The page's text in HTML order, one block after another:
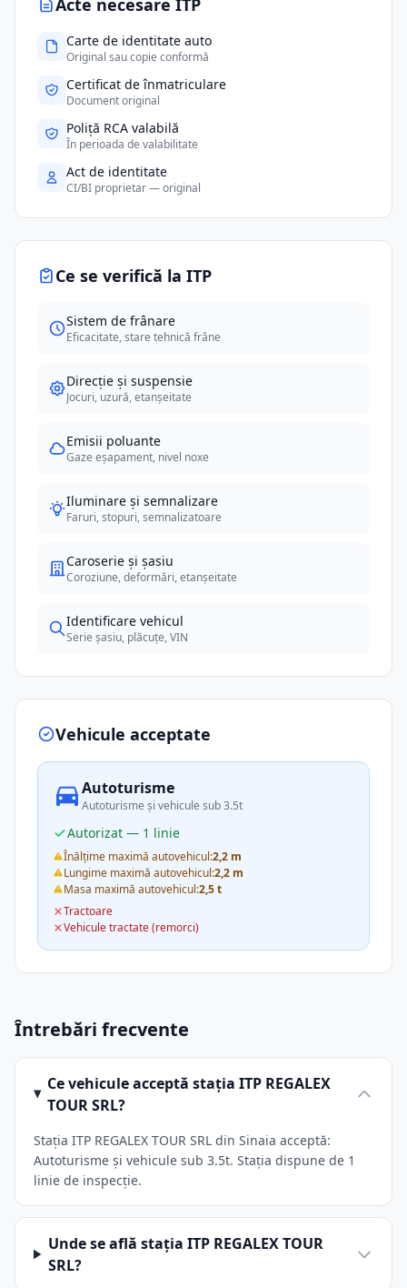
Acte necesare ITP
Carte de identitate auto
Original sau copie conformă
Certificat de înmatriculare
Document original
Poliță RCA valabilă
În perioada de valabilitate
Act de identitate
CI/BI proprietar — original
Ce se verifică la ITP
Sistem de frânare
Eficacitate, stare tehnică frâne
Direcție și suspensie
Jocuri, uzură, etanșeitate
Emisii poluante
Gaze eșapament, nivel noxe
Iluminare și semnalizare
Faruri, stopuri, semnalizatoare
Caroserie și șasiu
Coroziune, deformări, etanșeitate
Identificare vehicul
Serie șasiu, plăcuțe, VIN
Vehicule acceptate
Autoturisme
Autoturisme și vehicule sub 3.5t
Autorizat — 1 linie
Înălțime maximă autovehicul:2,2 m
Lungime maximă autovehicul:2,2 m
Masa maximă autovehicul:2,5 t
Tractoare
Vehicule tractate (remorci)
Întrebări frecvente
Ce vehicule acceptă stația ITP REGALEX
TOUR SRL?
Stația ITP REGALEX TOUR SRL din Sinaia acceptă:
Autoturisme și vehicule sub 3.5t. Stația dispune de 1
linie de inspecție.
Unde se află stația ITP REGALEX TOUR
SRL?